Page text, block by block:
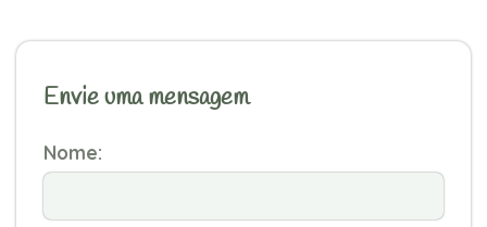
Envie uma mensagem
Nome: